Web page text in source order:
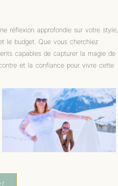
réflexion approfondie sur votre style,
le budget. Que vous cherchiez
capables de capturer la magie de
et la confiance pour vivre cette